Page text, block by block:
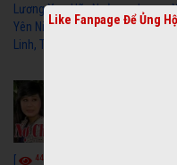
Lương Xưa Hãy Ngủ
Yên Niềm Đau - Vũ
Linh, Tài Linh
Lương
Vũ
4432
Like Fanpage Để Ủng